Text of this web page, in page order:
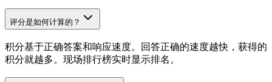
评分是如何计算的？
积分基于正确答案和响应速度。回答正确的速度越快，获得的
积分就越多。现场排行榜实时显示排名。